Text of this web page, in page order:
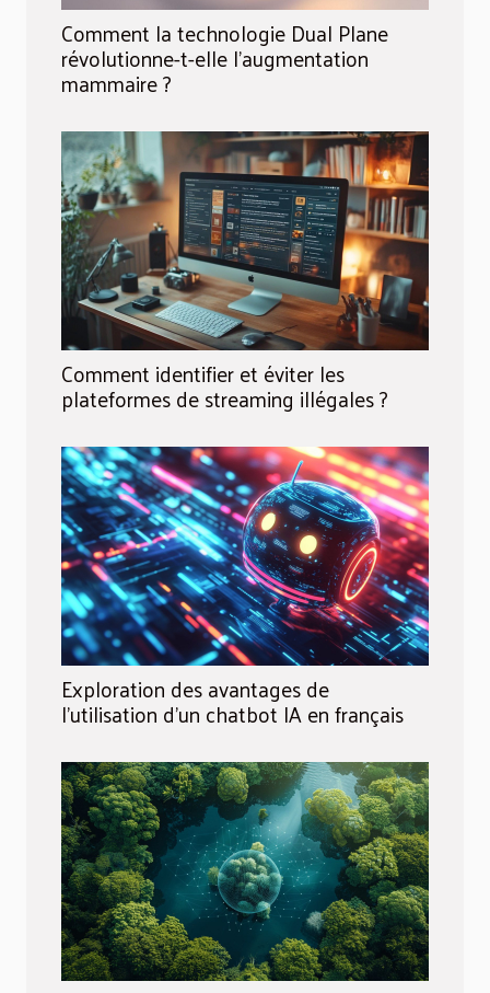
Comment la technologie Dual Plane
révolutionne-t-elle l'augmentation
mammaire ?
Comment identifier et éviter les
plateformes de streaming illégales ?
Exploration des avantages de
l'utilisation d'un chatbot IA en français